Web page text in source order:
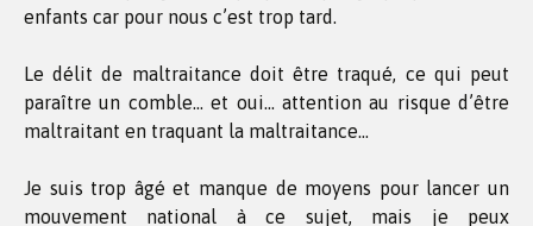
enfants car pour nous c’est trop tard.
Le délit de maltraitance doit être traqué, ce qui peut
paraître un comble… et oui… attention au risque d’être
maltraitant en traquant la maltraitance…
Je suis trop âgé et manque de moyens pour lancer un
mouvement national à ce sujet, mais je peux